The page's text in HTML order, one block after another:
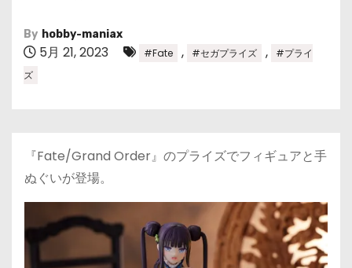
By hobby-maniax
5月 21, 2023 #Fate , #セガプライズ ,
#プライ
ズ
『Fate/Grand Order』のプライズでフィギュアと手
ぬぐいが登場。